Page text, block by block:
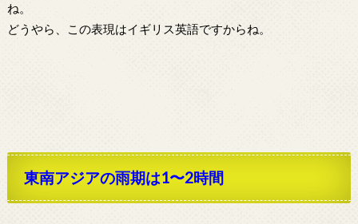
ね。
どうやら、この表現はイギリス英語ですからね。
東南アジアの雨期は1〜2時間